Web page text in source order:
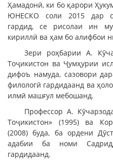
Ҳамадонӣ, ки бо қарори
ЮНЕСКО соли 2015 дар
гардид, се рисолаи ин
кириллӣ ва ҳам бо алифбои
Зери роҳбарии А.
Тоҷикистон ва Ҷумҳурии
дифоъ намуда, сазовори
филологӣ гардидаанд ва
илмӣ машғул мебошанд.
Профессор А.
Тоҷикистон» (1995) ва
(2008) буда, ба ордени
адабии ба номи
гардидаанд.